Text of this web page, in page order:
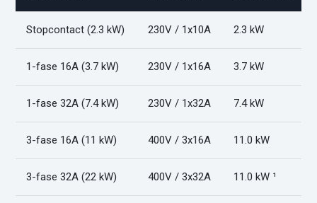
Stopcontact (2.3 kW) 230V / 1x10A 2.3 kW
1-fase 16A (3.7 kW) 230V / 1x16A 3.7 kW
1-fase 32A (7.4 kW) 230V / 1x32A 7.4 kW
3-fase 16A (11 kW) 400V / 3x16A 11.0 kW
3-fase 32A (22 kW) 400V / 3x32A 11.0 kW ¹